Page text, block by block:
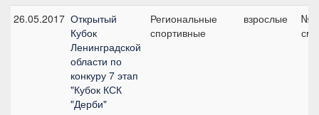
26.05.2017 Открытый
Кубок
Ленинградской
области по
конкуру 7 этап
"Кубок КСК
"Дерби"
Региональные
спортивные
взрослые
см